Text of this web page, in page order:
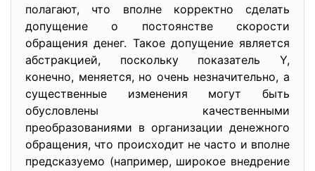
полагают, что вполне корректно сделать
допущение о постоянстве скорости
обращения денег. Такое допущение является
абстракцией, поскольку показатель Y,
конечно, меняется, но очень незначительно, а
существенные изменения могут быть
обусловлены качественными
преобразованиями в организации денежного
обращения, что происходит не часто и вполне
предсказуемо (например, широкое внедрение